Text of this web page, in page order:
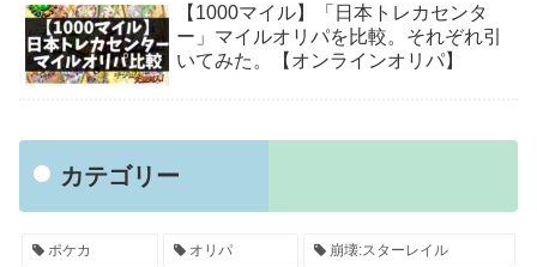
【1000マイル】「日本トレカセンタ
ー」マイルオリパを比較。それぞれ引
いてみた。【オンラインオリパ】
カテゴリー
ポケカ オリパ 崩壊:スターレイル